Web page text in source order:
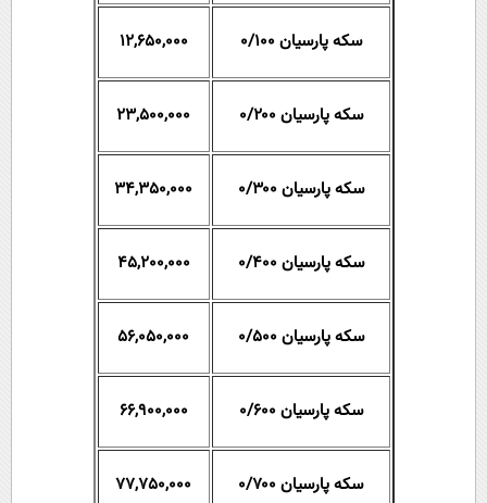
سیاست خارجی
سکه پارسیان ۰/۱۰۰ 12,650,000
سکه پارسیان ۰/۲۰۰ 23,500,000
سکه پارسیان ۰/۳۰۰ 34,350,000
سکه پارسیان ۰/۴۰۰ 45,200,000
سکه پارسیان ۰/۵۰۰ 56,050,000
سکه پارسیان ۰/۶۰۰ 66,900,000
سکه پارسیان ۰/۷۰۰ 77,750,000